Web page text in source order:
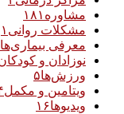
مشاوره ۱۸۱
مشکلات روانی ۱
معرفی بیماری‌ها
نوزادان و
ورزش‌ها۵
ویتامین و مکمل
ویدیوها۱۶